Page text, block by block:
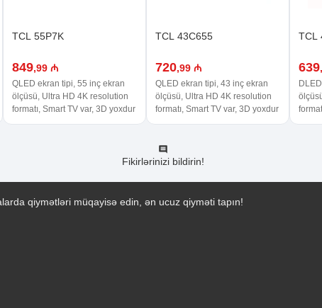
TCL 55P7K
849,99 ₼
QLED ekran tipi, 55 inç ekran
ölçüsü, Ultra HD 4K resolution
formatı, Smart TV var, 3D yoxdur
TCL 43C655
720,99 ₼
QLED ekran tipi, 43 inç ekran
ölçüsü, Ultra HD 4K resolution
formatı, Smart TV var, 3D yoxdur
TCL
639
Fikirlərinizi bildirin!
qiymətləri müqayisə edin, ən ucuz qiyməti tapın!